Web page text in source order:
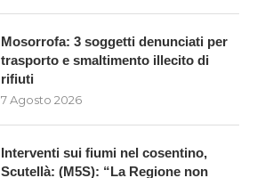
Mosorrofa: 3 soggetti denunciati per
trasporto e smaltimento illecito di
rifiuti
7 Agosto 2026
Interventi sui fiumi nel cosentino,
Scutellà: (M5S): “La Regione non